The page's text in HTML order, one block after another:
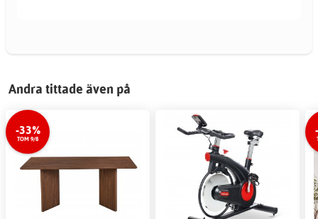
Andra tittade även på
-33%
TOM 9/8